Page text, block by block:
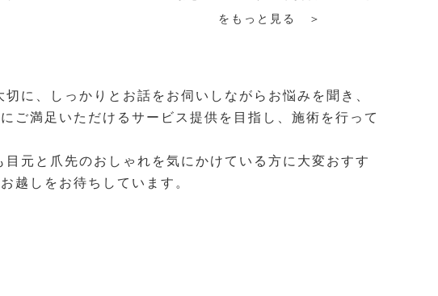
をもっと見る ＞
に、しっかりとお話をお伺いしながらお悩みを聞き、
満足いただけるサービス提供を目指し、施術を行って
元と爪先のおしゃれを気にかけている方に大変おすす
しをお待ちしています。